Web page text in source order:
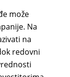
može
Na
na
redovni